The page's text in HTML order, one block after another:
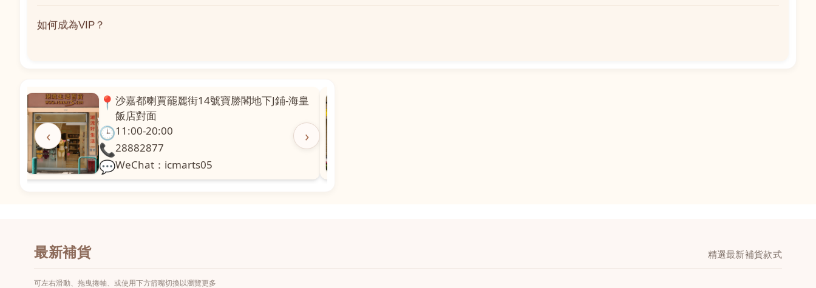
如何成為VIP？
‹ ›
📍澳門啤利喇街121號珍興樓L1舖 粵華廣場對
面
🕒11:00-20:00
📞28331971
💬WeChat：icmarts02
最新補貨 精選最新補貨款式
可左右滑動、拖曳捲軸、或使用下方箭嘴切換以瀏覽更多